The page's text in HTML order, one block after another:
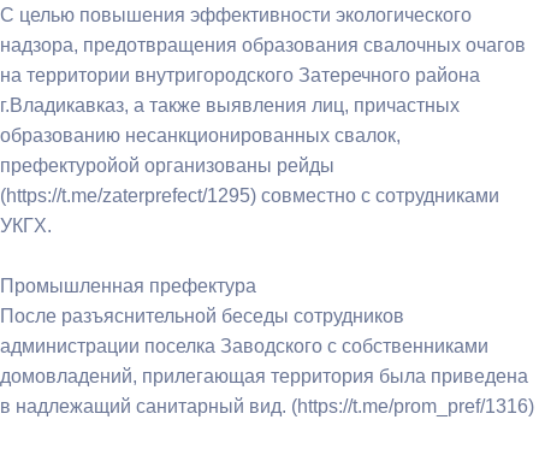
С целью повышения эффективности экологического
надзора, предотвращения образования свалочных очагов
на территории внутригородского Затеречного района
г.Владикавказ, а также выявления лиц, причастных
образованию несанкционированных свалок,
префектуройой организованы рейды
(https://t.me/zaterprefect/1295) совместно с сотрудниками
УКГХ.
Промышленная префектура
После разъяснительной беседы сотрудников
администрации поселка Заводского с собственниками
домовладений, прилегающая территория была приведена
в надлежащий санитарный вид. (https://t.me/prom_pref/1316)